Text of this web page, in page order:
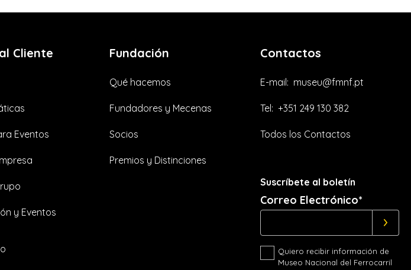
Cliente
Eventos
y Eventos
Fundación
Qué hacemos
Fundadores y Mecenas
Socios
Premios y Distinciones
Contactos
E-mail: museu@fmnf.pt
Tel: +351 249 130 382
Todos los Contactos
Suscríbete al boletín
Correo Electrónico*
Quiero recibir información de
Museo Nacional del Ferrocarril